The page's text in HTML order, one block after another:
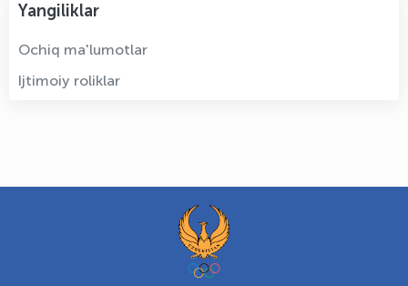
Yangiliklar
Ochiq ma'lumotlar
Ijtimoiy roliklar